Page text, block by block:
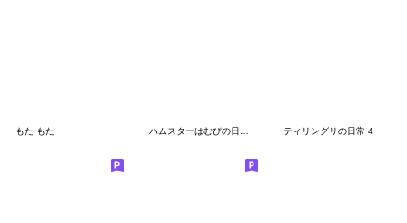
もた もた ハムスターはむぴの日常（ローポリゴンver) ティリングリの日常 4